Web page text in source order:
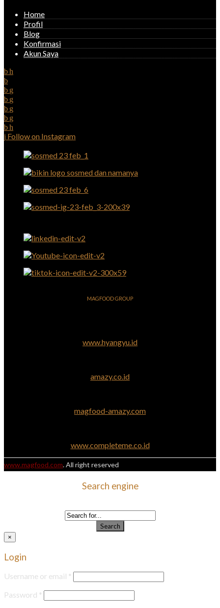
Home
Profil
Blog
Konfirmasi
Akun Saya
Follow on Instagram
MAGFOOD GROUP
www.hyangyu.id
amazy.co.id
magfood-amazy.com
www.completeme.co.id
www.magfood.com. All right reserved
Search engine
Search
×
Login
Username or email *
Password *